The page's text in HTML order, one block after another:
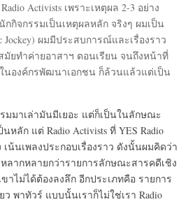
Activists เพราะเหตุผล 2-3 อย่าง
กิจกรรมเป็นเหตุผลหลัก จริงๆ ผมเป็น
Jockey) ผมมีประสบการณ์และเรื่องราว
มัยทำค่ายอาสาฯ ตอนเรียน จนถึงหน้าที่
นองค์กรพัฒนาเอกชน ก็ล้วนแล้วแต่เป็น
มมาเล่ามันมีเยอะ แต่ก็เป็นในลักษณะ
หลัก แต่ Radio Activists ที่ YES Radio
เน้นเพลงประกอบเรื่องราว ดังนั้นผมคิดว่า
ลากหลายกว่ารายการลักษณะสารคดีเชิง
ไม่ได้ต้องลงลึก อีกประเภทคือ รายการ
ว พาทัวร์ แบบนั้นเราก็ไม่ใช่เรา Radio